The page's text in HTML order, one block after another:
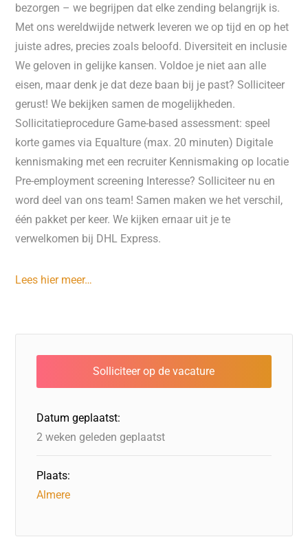
bezorgen – we begrijpen dat elke zending belangrijk is.
Met ons wereldwijde netwerk leveren we op tijd en op het
juiste adres, precies zoals beloofd. Diversiteit en inclusie
We geloven in gelijke kansen. Voldoe je niet aan alle
eisen, maar denk je dat deze baan bij je past? Solliciteer
gerust! We bekijken samen de mogelijkheden.
Sollicitatieprocedure Game-based assessment: speel
korte games via Equalture (max. 20 minuten) Digitale
kennismaking met een recruiter Kennismaking op locatie
Pre-employment screening Interesse? Solliciteer nu en
word deel van ons team! Samen maken we het verschil,
één pakket per keer. We kijken ernaar uit je te
verwelkomen bij DHL Express.
Lees hier meer…
Datum geplaatst:
2 weken geleden geplaatst
Plaats:
Almere